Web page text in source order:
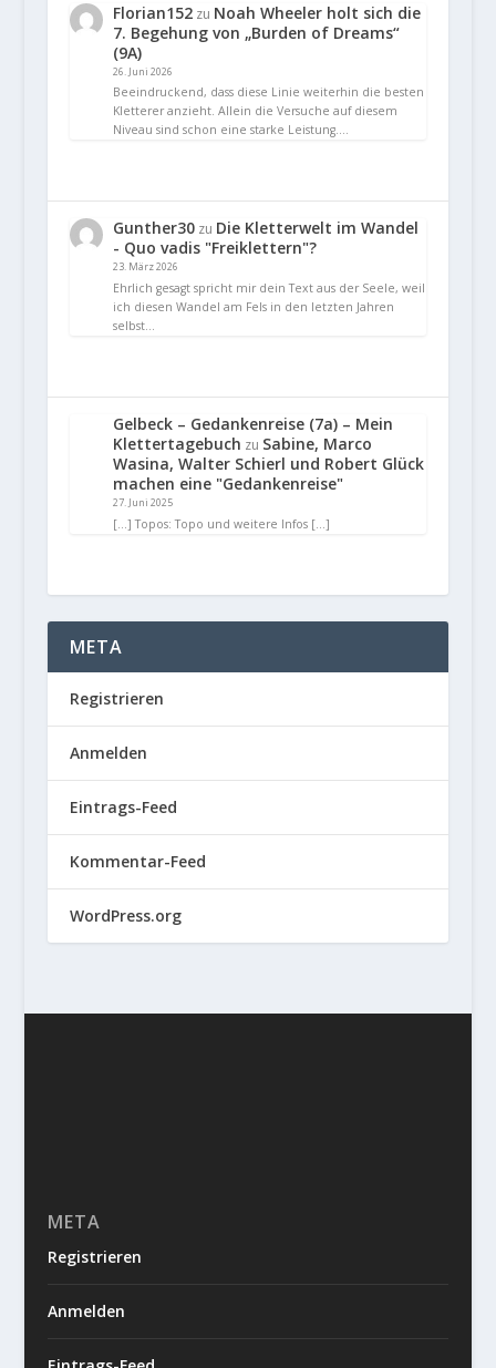
Florian152zu Noah Wheeler holt sich die
7. Begehung von „Burden of Dreams“
(9A)
26. Juni 2026
Beeindruckend, dass diese Linie weiterhin die besten
Kletterer anzieht. Allein die Versuche auf diesem
Niveau sind schon eine starke Leistung.…
Gunther30zu Die Kletterwelt im Wandel
- Quo vadis "Freiklettern"?
23. März 2026
Ehrlich gesagt spricht mir dein Text aus der Seele, weil
ich diesen Wandel am Fels in den letzten Jahren
selbst…
Gelbeck – Gedankenreise (7a) – Mein
Klettertagebuch zu Sabine, Marco
Wasina, Walter Schierl und Robert Glück
machen eine "Gedankenreise"
27. Juni 2025
[…] Topos: Topo und weitere Infos […]
META
Registrieren
Anmelden
Eintrags-Feed
Kommentar-Feed
WordPress.org
META
Registrieren
Anmelden